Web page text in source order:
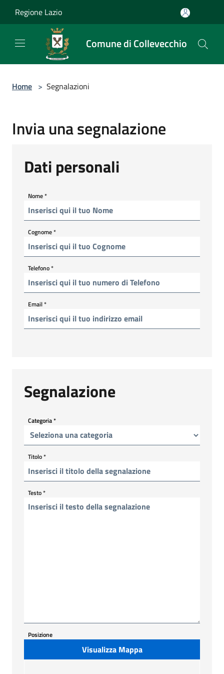
Regione Lazio
Comune di Collevecchio
Home > Segnalazioni
Invia una segnalazione
Dati personali
Nome*
Cognome*
Telefono*
Email*
Segnalazione
Categoria*
Titolo*
Testo*
Posizione
Visualizza Mappa